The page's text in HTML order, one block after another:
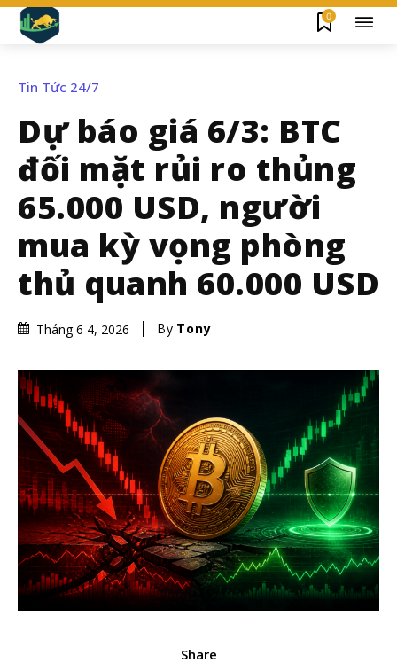
0
Tin Tức 24/7
Dự báo giá 6/3: BTC
đối mặt rủi ro thủng
65.000 USD, người
mua kỳ vọng phòng
thủ quanh 60.000 USD
Tháng 6 4, 2026 By Tony
Share